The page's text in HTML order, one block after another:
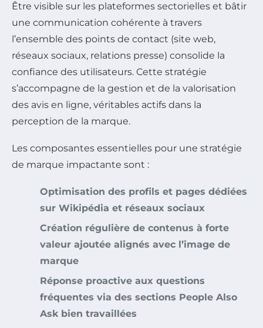
Être visible sur les plateformes sectorielles et bâtir
une communication cohérente à travers
l’ensemble des points de contact (site web,
réseaux sociaux, relations presse) consolide la
confiance des utilisateurs. Cette stratégie
s’accompagne de la gestion et de la valorisation
des avis en ligne, véritables actifs dans la
perception de la marque.
Les composantes essentielles pour une stratégie
de marque impactante sont :
Optimisation des profils et pages dédiées
sur Wikipédia et réseaux sociaux
Création régulière de contenus à forte
valeur ajoutée alignés avec l’image de
marque
Réponse proactive aux questions
fréquentes via des sections People Also
Ask bien travaillées